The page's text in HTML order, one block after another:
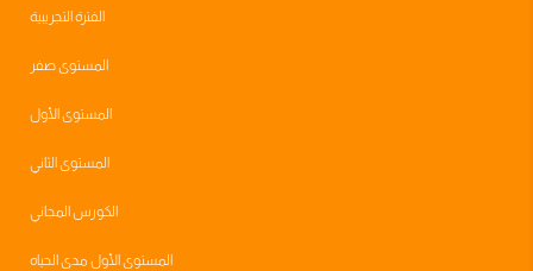
الفترة التجريبية
المستوى صفر
المستوى الأول
المستوى الثاني
الكورس المجاني
المستوى الأول مدى الحياه